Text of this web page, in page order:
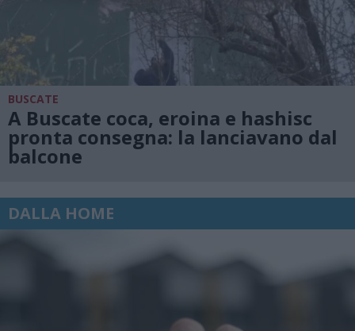
BUSCATE
A Buscate coca, eroina e hashisc
pronta consegna: la lanciavano dal
balcone
DALLA HOME